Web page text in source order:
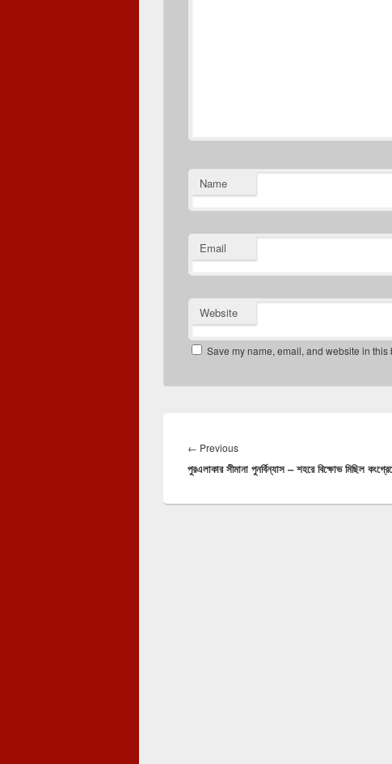
Name
Email
Website
Save my name, email, and website in
navigation
← PreviousPrevious
post:
পুরএলাকার সীমানা পুনর্বিন্যাস – শহরে বিক্ষোভ মিছিল